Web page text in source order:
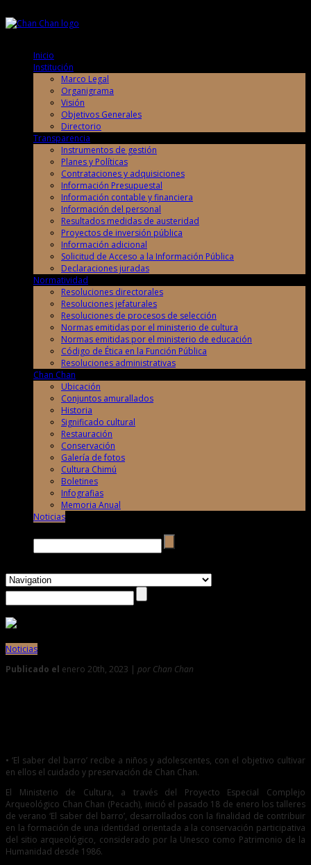
Inicio
Institución
Marco Legal
Organigrama
Visión
Objetivos Generales
Directorio
Transparencia
Instrumentos de gestión
Planes y Políticas
Contrataciones y adquisiciones
Información Presupuestal
Información contable y financiera
Información del personal
Resultados medidas de austeridad
Proyectos de inversión pública
Información adicional
Solicitud de Acceso a la Información Pública
Declaraciones juradas
Normatividad
Resoluciones directorales
Resoluciones jefaturales
Resoluciones de procesos de selección
Normas emitidas por el ministerio de cultura
Normas emitidas por el ministerio de educación
Código de Ética en la Función Pública
Resoluciones administrativas
Chan Chan
Ubicación
Conjuntos amurallados
Historia
Significado cultural
Restauración
Conservación
Galería de fotos
Cultura Chimú
Boletines
Infografias
Memoria Anual
Noticias
Noticias
Publicado el enero 20th, 2023 | por Chan Chan
• ‘El saber del barro’ recibe a niños y adolescentes, con el objetivo cultivar
en ellos el cuidado y preservación de Chan Chan.
El Ministerio de Cultura, a través del Proyecto Especial Complejo
Arqueológico Chan Chan (Pecach), inició el pasado 18 de enero los talleres
de verano ‘El saber del barro’, desarrollados con la finalidad de contribuir
en la formación de una identidad orientada a la conservación participativa
del sitio arqueológico, considerado por la Unesco como Patrimonio de la
Humanidad desde 1986.